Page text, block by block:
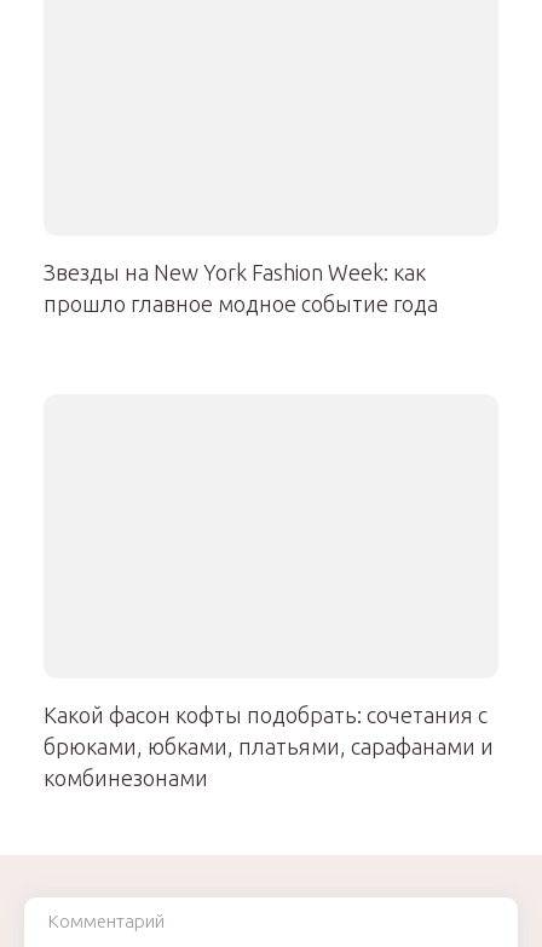
Звезды на New York Fashion Week: как
прошло главное модное событие года
Какой фасон кофты подобрать: сочетания с
брюками, юбками, платьями, сарафанами и
комбинезонами
Комментарий